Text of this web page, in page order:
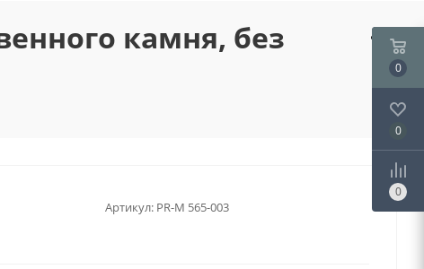
камня, без
Артикул: PR-М 565-003
0
0
0